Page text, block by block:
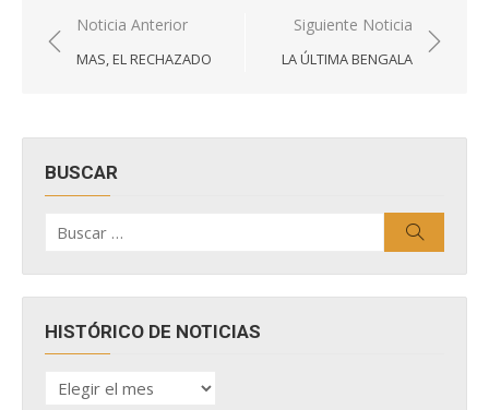
Navegación
de
Noticia Anterior
MAS, EL RECHAZADO
Siguiente Noticia
LA ÚLTIMA BENGALA
BUSCAR
por:
HISTÓRICO DE NOTICIAS
HISTÓRICO
DE